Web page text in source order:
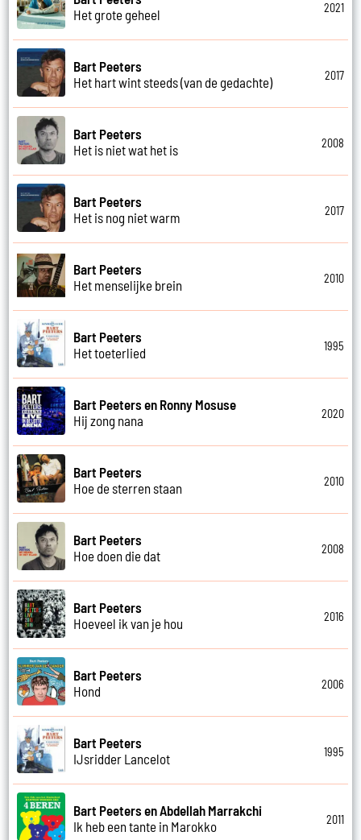
Het grote geheel
2021
Bart Peeters
Het hart wint steeds (van de gedachte)
2017
Bart Peeters
Het is niet wat het is
2008
Bart Peeters
Het is nog niet warm
2017
Bart Peeters
Het menselijke brein
2010
Bart Peeters
Het toeterlied
1995
Bart Peeters en Ronny Mosuse
Hij zong nana
2020
Bart Peeters
Hoe de sterren staan
2010
Bart Peeters
Hoe doen die dat
2008
Bart Peeters
Hoeveel ik van je hou
2016
Bart Peeters
Hond
2006
Bart Peeters
IJsridder Lancelot
1995
Bart Peeters en Abdellah Marrakchi
Ik heb een tante in Marokko
2011